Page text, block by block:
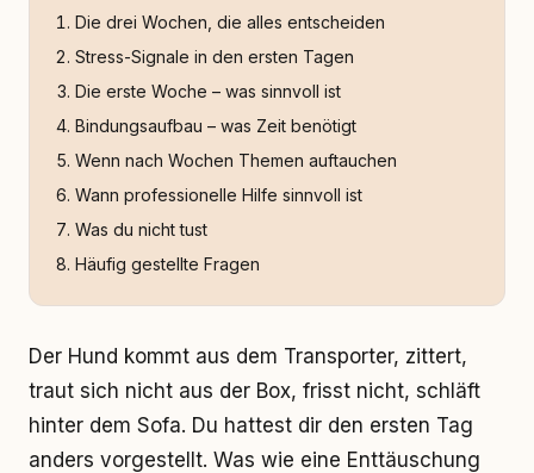
Die drei Wochen, die alles entscheiden
Stress-Signale in den ersten Tagen
Die erste Woche – was sinnvoll ist
Bindungsaufbau – was Zeit benötigt
Wenn nach Wochen Themen auftauchen
Wann professionelle Hilfe sinnvoll ist
Was du nicht tust
Häufig gestellte Fragen
Der Hund kommt aus dem Transporter, zittert,
traut sich nicht aus der Box, frisst nicht, schläft
hinter dem Sofa. Du hattest dir den ersten Tag
anders vorgestellt. Was wie eine Enttäuschung